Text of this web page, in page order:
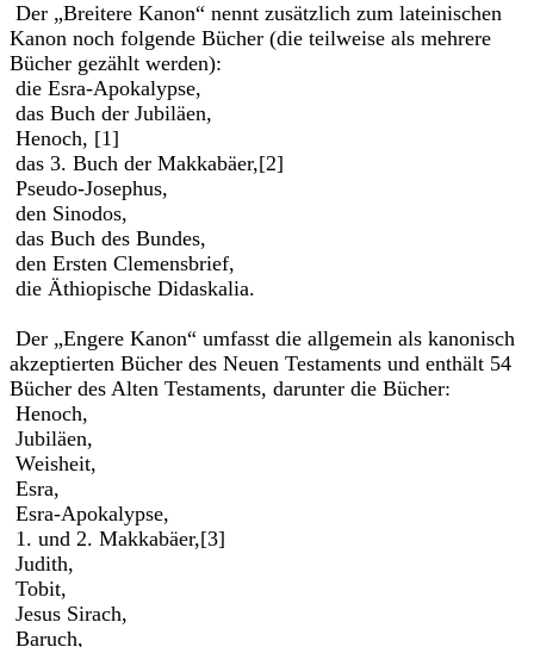
Der „Breitere Kanon“ nennt zusätzlich zum lateinischen
Kanon noch folgende Bücher (die teilweise als mehrere
Bücher gezählt werden):
die Esra-Apokalypse,
das Buch der Jubiläen,
Henoch, [1]
das 3. Buch der Makkabäer,[2]
Pseudo-Josephus,
den Sinodos,
das Buch des Bundes,
den Ersten Clemensbrief,
die Äthiopische Didaskalia.
Der „Engere Kanon“ umfasst die allgemein als kanonisch
akzeptierten Bücher des Neuen Testaments und enthält 54
Bücher des Alten Testaments, darunter die Bücher:
Henoch,
Jubiläen,
Weisheit,
Esra,
Esra-Apokalypse,
1. und 2. Makkabäer,[3]
Judith,
Tobit,
Jesus Sirach,
Baruch,